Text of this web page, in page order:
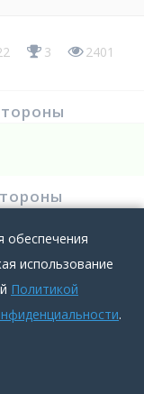
3 2401
я
остался без денег
обеспечения
использование
Политикой
.